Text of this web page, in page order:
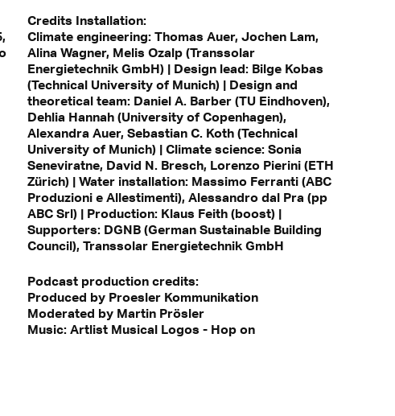
Credits Installation:
Climate engineering: Thomas Auer, Jochen Lam,
Alina Wagner, Melis Ozalp (Transsolar
Energietechnik GmbH) | Design lead: Bilge Kobas
(Technical University of Munich) | Design and
theoretical team: Daniel A. Barber (TU Eindhoven),
Dehlia Hannah (University of Copenhagen),
Alexandra Auer, Sebastian C. Koth (Technical
University of Munich) | Climate science: Sonia
Seneviratne, David N. Bresch, Lorenzo Pierini (ETH
Zürich) | Water installation: Massimo Ferranti (ABC
Produzioni e Allestimenti), Alessandro dal Pra (pp
ABC Srl) | Production: Klaus Feith (boost) |
Supporters: DGNB (German Sustainable Building
Council), Transsolar Energietechnik GmbH
Podcast production credits:
Produced by Proesler Kommunikation
Moderated by Martin Prösler
Music: Artlist Musical Logos - Hop on